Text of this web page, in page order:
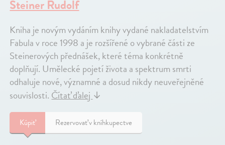
Steiner Rudolf
Kniha je novým vydáním knihy vydané nakladatelstvím
Fabula v roce 1998 a je rozšířené o vybrané části ze
Steinerových přednášek, které téma konkrétně
doplňují. Umělecké pojetí života a spektrum smrti
odhaluje nové, významné a dosud nikdy neuveřejněné
souvislosti.Čítať ďalej↓
Kúpiť Rezervovať v kníhkupectve